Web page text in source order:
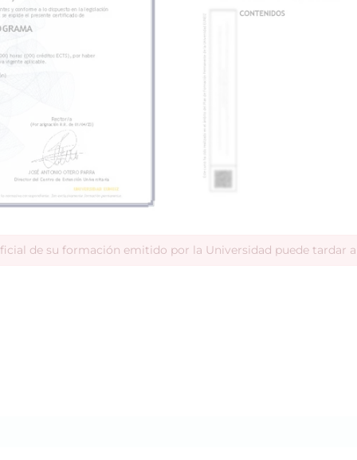
de su formación emitido por la Universidad puede tardar